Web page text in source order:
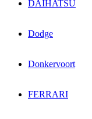
DAIHATSU
Dodge
Donkervoort
FERRARI